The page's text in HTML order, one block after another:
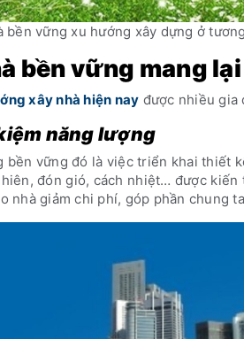
bền vững xu hướng xây dựng ở
bền vững mang lại
xây nhà hiện nay được nhiều gia
năng lượng
vững đó là việc triển khai thiết
đón gió, cách nhiệt… được
nhà giảm chi phí, góp phần chung